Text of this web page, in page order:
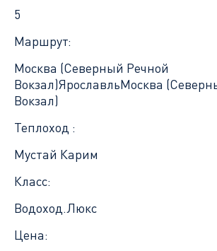
5
Маршрут:
Москва (Северный Речной
Вокзал)ЯрославльМосква
Вокзал)
Теплоход :
Мустай Карим
Класс:
Водоход.Люкс
Цена: